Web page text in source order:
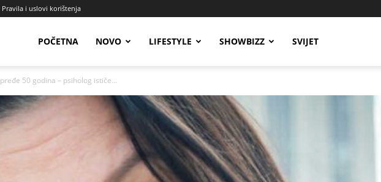
Pravila i uslovi korištenja
POČETNA NOVO LIFESTYLE SHOWBIZZ SVIJET
50 godina – psiholog ističe...